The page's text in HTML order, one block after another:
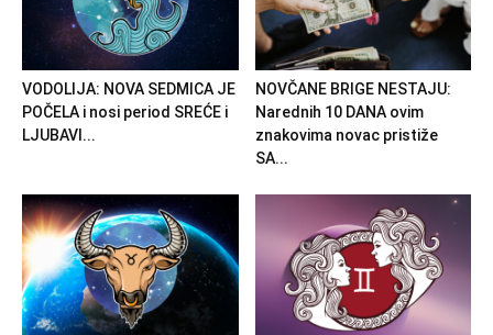
VODOLIJA: NOVA SEDMICA JE
POČELA i nosi period SREĆE i
LJUBAVI...
NOVČANE BRIGE NESTAJU:
Narednih 10 DANA ovim
znakovima novac pristiže
SA...